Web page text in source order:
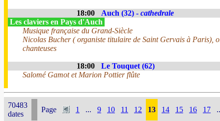
18:00 Auch (32) - cathedrale
Les claviers en Pays d'Auch
Musique française du Grand-Siècle
Nicolas Bucher ( organiste titulaire de Saint Gervais à Paris),
chanteuses
18:00
Le Touquet (62)
Salomé Gamot et Marion Pottier flûte
70483
dates
Page 1 ... 9 10 11 12 13 14 15 16 17